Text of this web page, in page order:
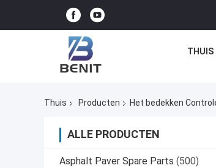
THUIS
Thuis Producten Het bedekken
ALLE PRODUCTEN
Asphalt Paver Spare Parts (500)